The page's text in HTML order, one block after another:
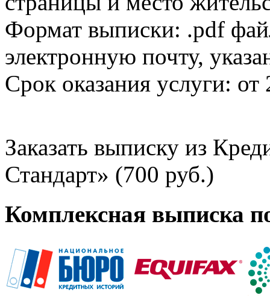
Формат выписки: .pdf
электронную почту,
Срок оказания услуги: от
Заказать выписку из
Стандарт» (700 руб.)
Комплексная выписка